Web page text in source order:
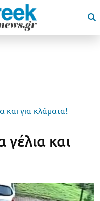
και για κλάματα!
γέλια και